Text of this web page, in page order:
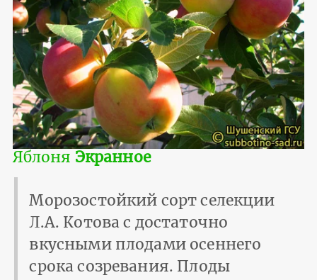
Яблоня Экранное
Морозостойкий сорт селекции
Л.А. Котова с достаточно
вкусными плодами осеннего
срока созревания. Плоды